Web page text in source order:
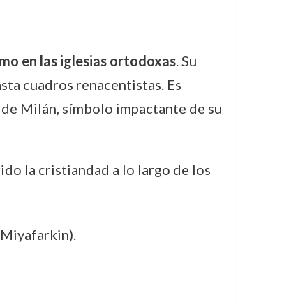
en las iglesias ortodoxas. Su
cuadros renacentistas. Es
Milán, símbolo impactante de su
la cristiandad a lo largo de los